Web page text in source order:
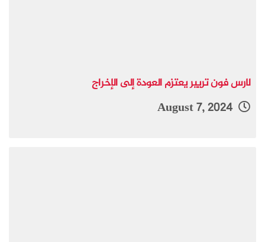
لارس فون تريير يعتزم العودة إلى الإخراج